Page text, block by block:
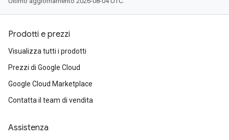
Prodotti e prezzi
Visualizza tutti i prodotti
Prezzi di Google Cloud
Google Cloud Marketplace
Contatta il team di vendita
Assistenza